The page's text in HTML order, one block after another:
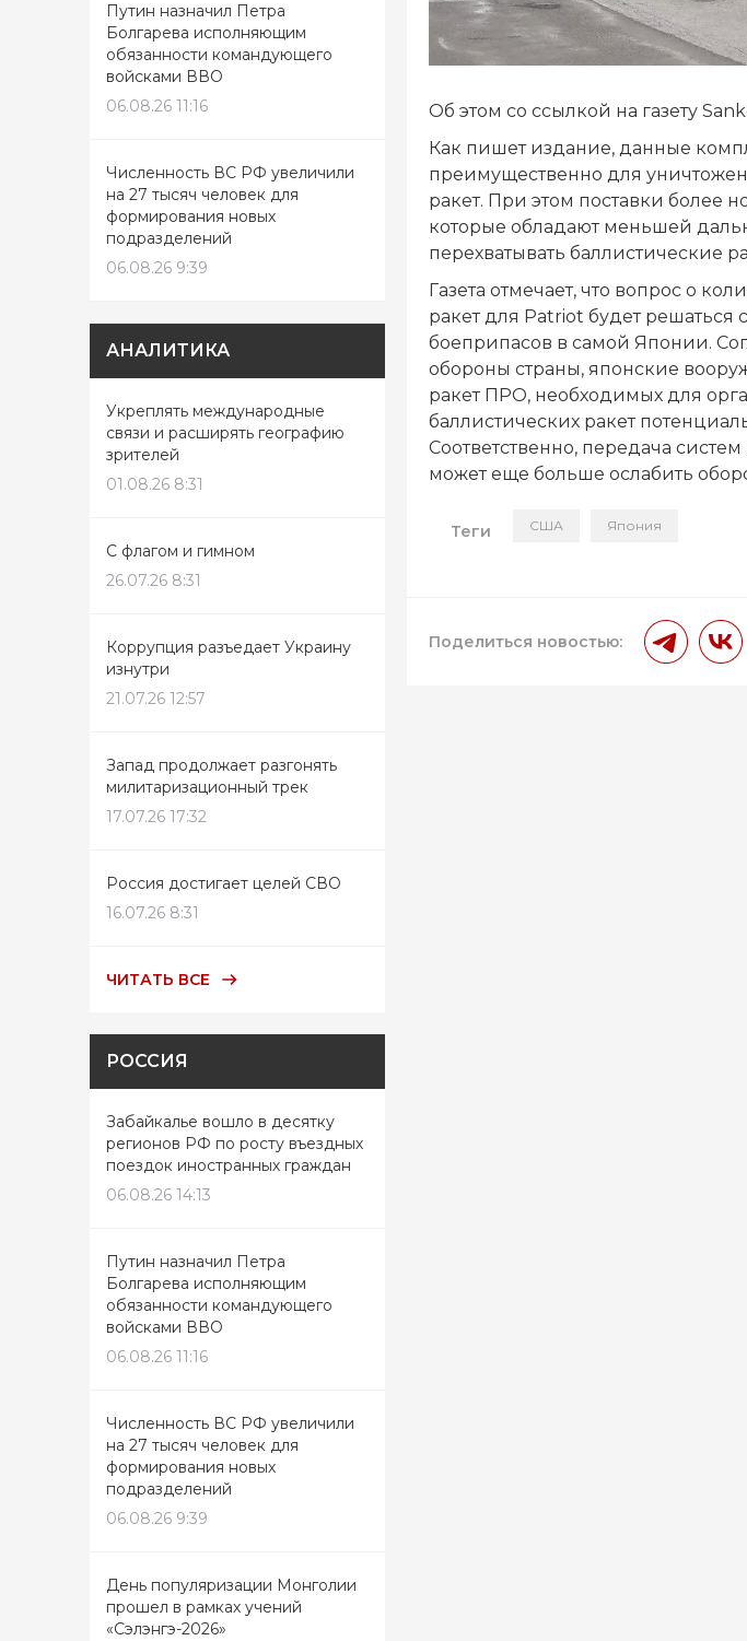
Путин назначил Петра
Болгарева исполняющим
обязанности командующего
войсками ВВО
06.08.26 11:16
Численность ВС РФ увеличили
на 27 тысяч человек для
формирования новых
подразделений
06.08.26 9:39
АНАЛИТИКА
Укреплять международные
связи и расширять географию
зрителей
01.08.26 8:31
С флагом и гимном
26.07.26 8:31
Коррупция разъедает Украину
изнутри
21.07.26 12:57
Запад продолжает разгонять
милитаризационный трек
17.07.26 17:32
Россия достигает целей СВО
16.07.26 8:31
ЧИТАТЬ ВСЕ
РОССИЯ
Забайкалье вошло в десятку
регионов РФ по росту въездных
поездок иностранных граждан
06.08.26 14:13
Путин назначил Петра
Болгарева исполняющим
обязанности командующего
войсками ВВО
06.08.26 11:16
Численность ВС РФ увеличили
на 27 тысяч человек для
формирования новых
подразделений
06.08.26 9:39
День популяризации Монголии
прошел в рамках учений
«Сэлэнгэ-2026»
Об этом со ссылкой на газету
Как пишет издание, данные
преимущественно для
ракет. При этом поставки более
которые обладают меньшей
перехватывать баллистические
Газета отмечает, что вопрос о
ракет для Patriot будет решаться
боеприпасов в самой Японии.
обороны страны, японские
ракет ПРО, необходимых для
баллистических ракет
Соответственно, передача
может еще больше ослабить
Теги США Япония
Поделиться новостью: